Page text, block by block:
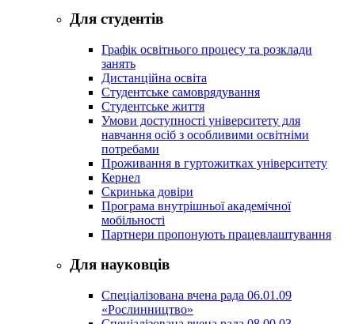
Для студентів
Графік освітнього процесу та розклади
занять
Дистанційна освіта
Студентське самоврядування
Студентське життя
Умови доступності університету для
навчання осіб з особливими освітніми
потребами
Проживання в гуртожитках університету
Кернел
Скринька довіри
Програма внутрішньої академічної
мобільності
Партнери пропонують працевлаштування
Для науковців
Спеціалізована вчена рада 06.01.09
«Рослинництво»